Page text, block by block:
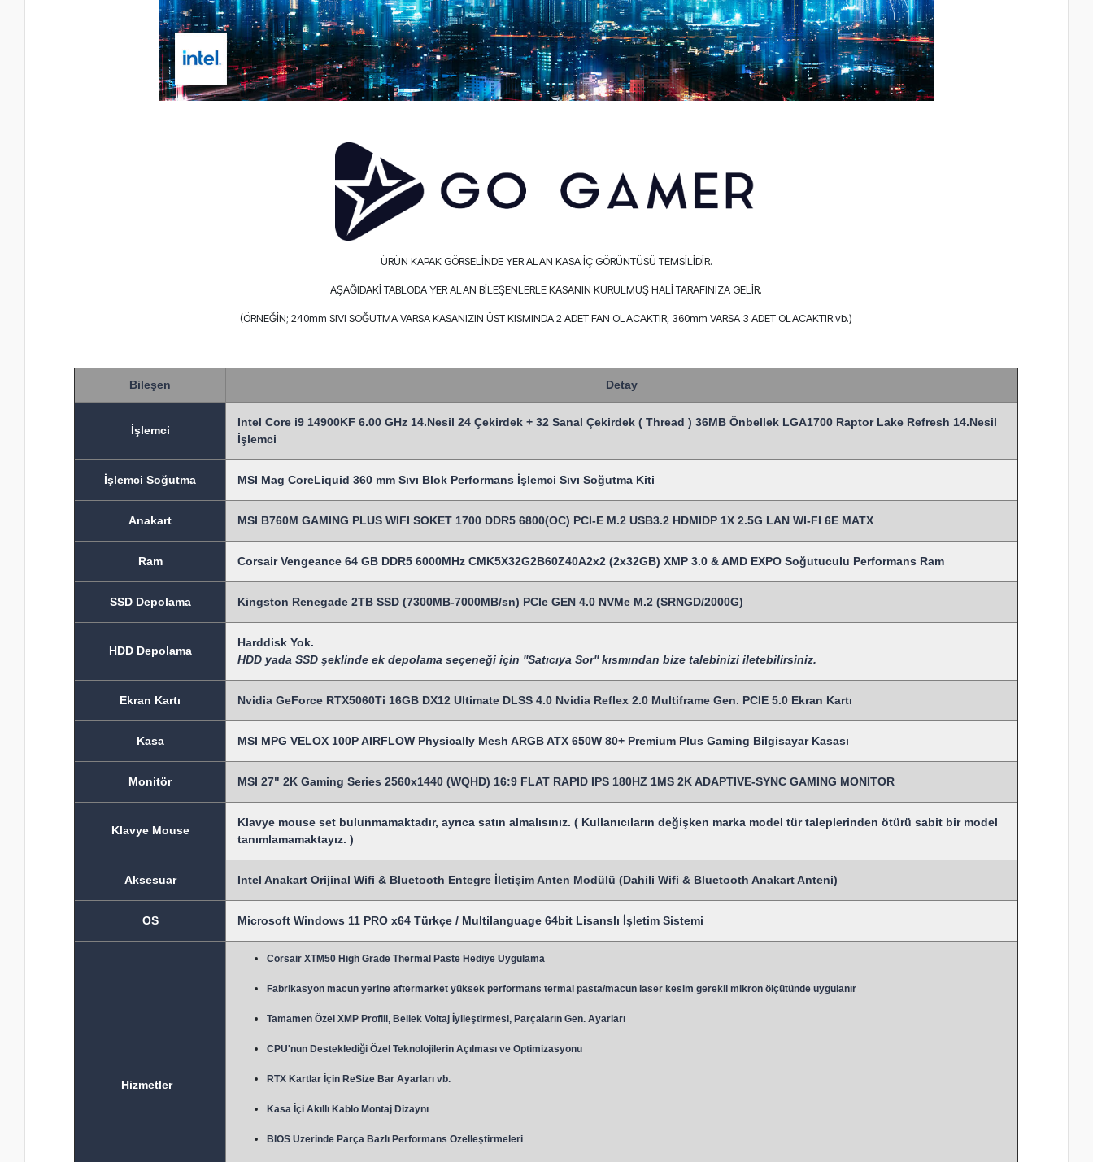
ÜRÜN KAPAK GÖRSELİNDE YER ALAN KASA İÇ GÖRÜNTÜSÜ TEMSİLİDİR.
AŞAĞIDAKİ TABLODA YER ALAN BİLEŞENLERLE KASANIN KURULMUŞ HALİ TARAFINIZA GELİR.
(ÖRNEĞİN; 240mm SIVI SOĞUTMA VARSA KASANIZIN ÜST KISMINDA 2 ADET FAN OLACAKTIR, 360mm VARSA 3 ADET OLACAKTIR vb.)
Bileşen Detay
İşlemci
Intel Core i9 14900KF 6.00 GHz 14.Nesil 24 Çekirdek + 32 Sanal Çekirdek ( Thread ) 36MB Önbellek LGA1700 Raptor Lake Refresh 14.Nesil
İşlemci
İşlemci Soğutma MSI Mag CoreLiquid 360 mm Sıvı Blok Performans İşlemci Sıvı Soğutma Kiti
Anakart MSI B760M GAMING PLUS WIFI SOKET 1700 DDR5 6800(OC) PCI-E M.2 USB3.2 HDMIDP 1X 2.5G LAN WI-FI 6E MATX
Ram Corsair Vengeance 64 GB DDR5 6000MHz CMK5X32G2B60Z40A2x2 (2x32GB) XMP 3.0 & AMD EXPO Soğutuculu Performans Ram
SSD Depolama Kingston Renegade 2TB SSD (7300MB-7000MB/sn) PCIe GEN 4.0 NVMe M.2 (SRNGD/2000G)
HDD Depolama
Harddisk Yok.
HDD yada SSD şeklinde ek depolama seçeneği için ''Satıcıya Sor'' kısmından bize talebinizi iletebilirsiniz.
Ekran Kartı Nvidia GeForce RTX5060Ti 16GB DX12 Ultimate DLSS 4.0 Nvidia Reflex 2.0 Multiframe Gen. PCIE 5.0 Ekran Kartı
Kasa MSI MPG VELOX 100P AIRFLOW Physically Mesh ARGB ATX 650W 80+ Premium Plus Gaming Bilgisayar Kasası
Monitör MSI 27" 2K Gaming Series 2560x1440 (WQHD) 16:9 FLAT RAPID IPS 180HZ 1MS 2K ADAPTIVE-SYNC GAMING MONITOR
Klavye Mouse
Klavye mouse set bulunmamaktadır, ayrıca satın almalısınız. ( Kullanıcıların değişken marka model tür taleplerinden ötürü sabit bir model
tanımlamamaktayız. )
Aksesuar Intel Anakart Orijinal Wifi & Bluetooth Entegre İletişim Anten Modülü (Dahili Wifi & Bluetooth Anakart Anteni)
OS Microsoft Windows 11 PRO x64 Türkçe / Multilanguage 64bit Lisanslı İşletim Sistemi
Hizmetler
Corsair XTM50 High Grade Thermal Paste Hediye Uygulama
Fabrikasyon macun yerine aftermarket yüksek performans termal pasta/macun laser kesim gerekli mikron ölçütünde uygulanır
Tamamen Özel XMP Profili, Bellek Voltaj İyileştirmesi, Parçaların Gen. Ayarları
CPU'nun Desteklediği Özel Teknolojilerin Açılması ve Optimizasyonu
RTX Kartlar İçin ReSize Bar Ayarları vb.
Kasa İçi Akıllı Kablo Montaj Dizaynı
BIOS Üzerinde Parça Bazlı Performans Özelleştirmeleri